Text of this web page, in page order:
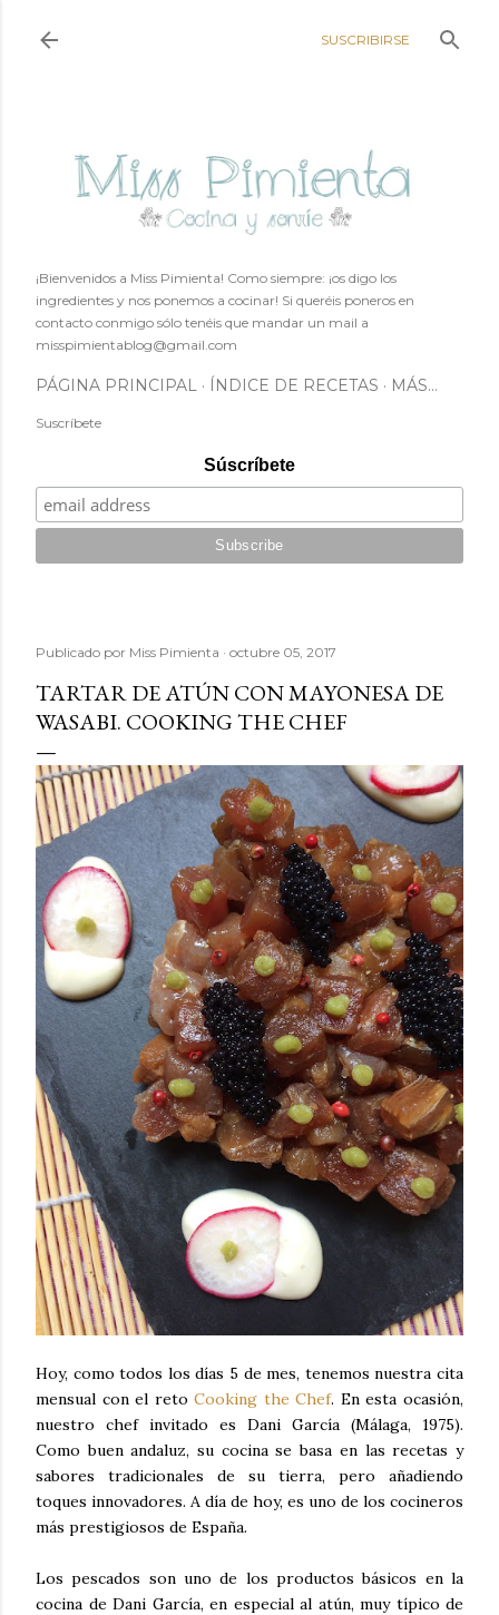
SUSCRIBIRSE
¡Bienvenidos a Miss Pimienta! Como siempre: ¡os digo los
ingredientes y nos ponemos a cocinar! Si queréis poneros en
contacto conmigo sólo tenéis que mandar un mail a
misspimientablog@gmail.com
PÁGINA PRINCIPAL ÍNDICE DE RECETAS MÁS…
Suscríbete
Súscríbete
Publicado por Miss Pimienta octubre 05, 2017
TARTAR DE ATÚN CON MAYONESA DE
WASABI. COOKING THE CHEF
Hoy, como todos los días 5 de mes, tenemos nuestra cita
mensual con el retoCooking the Chef. En esta ocasión,
nuestro chef invitado es Dani García (Málaga, 1975).
Como buen andaluz, su cocina se basa en las recetas y
sabores tradicionales de su tierra, pero añadiendo
toques innovadores. A día de hoy, es uno de los cocineros
más prestigiosos de España.
Los pescados son uno de los productos básicos en la
cocina de Dani García, en especial al atún, muy típico de